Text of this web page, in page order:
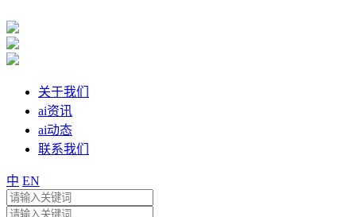
关于我们
ai资讯
ai动态
联系我们
中 EN